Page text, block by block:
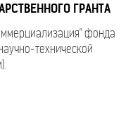
ГРАНТА
фонда
технической